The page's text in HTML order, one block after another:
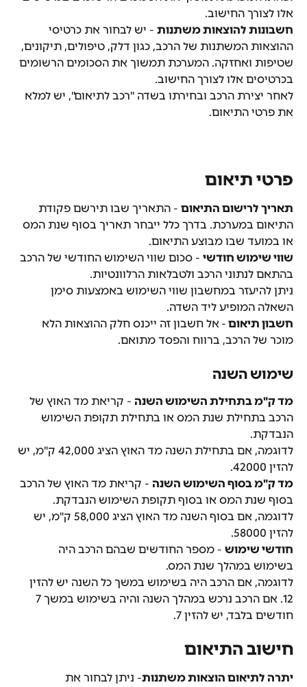
אלו לצורך החישוב.
חשבונות להוצאות משתנות - יש לבחור את כרטיסי
ההוצאות המשתנות של הרכב, כגון דלק, טיפולים, תיקונים,
שטיפות ואחזקה. המערכת תמשוך את הסכומים הרשומים
בכרטיסים אלו לצורך החישוב.
לאחר יצירת הרכב ובחירתו בשדה "רכב לתיאום", יש למלא
את פרטי התיאום.
פרטי תיאום
תאריך לרישום התיאום - התאריך שבו תירשם פקודת
התיאום במערכת. בדרך כלל ייבחר תאריך בסוף שנת המס
או במועד שבו מבוצע התיאום.
שווי שימוש חודשי - סכום שווי השימוש החודשי של הרכב
בהתאם לנתוני הרכב ולטבלאות הרלוונטיות.
ניתן להיעזר במחשבון שווי השימוש באמצעות סימן
השאלה המופיע ליד השדה.
חשבון תיאום - אל חשבון זה ייכנס חלק ההוצאות הלא
מוכר של הרכב, ברווח והפסד מתואם.
שימוש השנה
מד ק"מ בתחילת השימוש השנה - קריאת מד האוץ של
הרכב בתחילת שנת המס או בתחילת תקופת השימוש
הנבדקת.
לדוגמה, אם בתחילת השנה מד האוץ הציג 42,000 ק"מ, יש
להזין 42000.
מד ק"מ בסוף השימוש השנה - קריאת מד האוץ של הרכב
בסוף שנת המס או בסוף תקופת השימוש הנבדקת.
לדוגמה, אם בסוף השנה מד האוץ הציג 58,000 ק"מ, יש
להזין 58000.
חודשי שימוש - מספר החודשים שבהם הרכב היה
בשימוש במהלך שנת המס.
לדוגמה, אם הרכב היה בשימוש במשך כל השנה יש להזין
חודשים בלבד, יש להזין 7.
חישוב התיאום
יתרה לתיאום הוצאות משתנות- ניתן לבחור את